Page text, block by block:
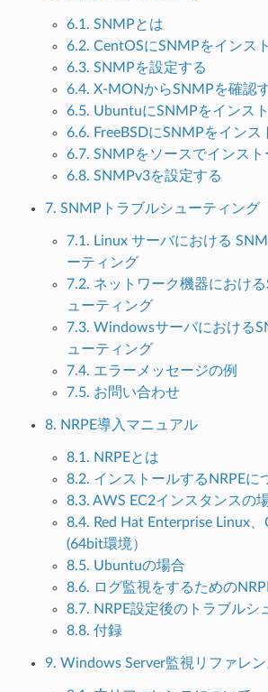
6.1. SNMPとは
6.2. CentOSにSNMPをインス
6.3. SNMPを設定する
6.4. X-MONからSNMPを確認
6.5. UbuntuにSNMPをインス
6.6. FreeBSDにSNMPをインス
6.7. SNMPをソースでインスト
6.8. SNMPv3を設定する
7. SNMPトラブルシューティング
7.1. Linux サーバにおける
ーティング
7.2. ネットワーク機器におけ
ューティング
7.3. Windowsサーバにおける
ューティング
7.4. エラーメッセージの例
7.5. お問い合わせ
8. NRPE導入マニュアル
8.1. NRPEとは
8.2. インストールするNRPEに
8.3. AWS EC2インスタンスの
8.4. Red Hat Enterprise Linux
(64bit環境）
8.5. Ubuntuの場合
8.6. ログ監視をするための
8.7. NRPE設定後のトラブルシ
8.8. 付録
9. Windows Server監視リファレン